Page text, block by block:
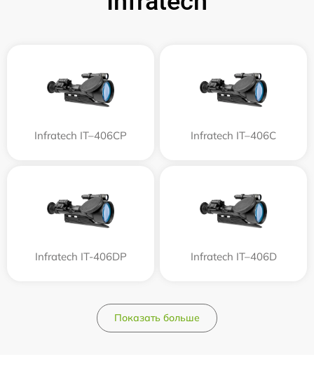
Infratech IT–406СP Infratech IT–406С
Infratech IT-406DP Infratech IT–406D
Показать больше